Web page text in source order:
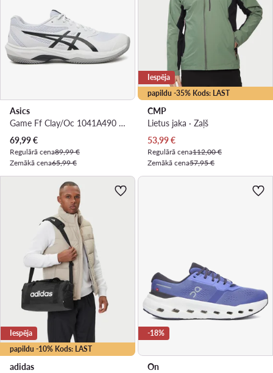
Asics
Game Ff Clay/Oc 1041A490 · Tenisa apavi
Pašreizējā cena
69,99€
Regulārā cena89,99 €
Zemākā cena65,99 €
papildu -35% Kods: LAST
Iespēja
CMP
Lietus jaka · Zaļš
Pašreizējā cena
53,99€
Regulārā cena112,00 €
Zemākā cena57,95 €
papildu -10% Kods: LAST
Iespēja
adidas
-18%
On